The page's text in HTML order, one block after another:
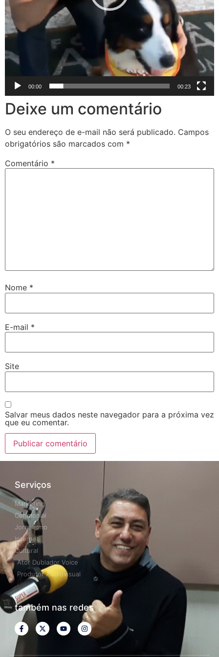
00:00 00:23
Deixe um comentário
O seu endereço de e-mail não será publicado. Campos
obrigatórios são marcados com *
Comentário *
Nome *
E-mail *
Site
Salvar meus dados neste navegador para a próxima vez
que eu comentar.
Serviços
Marketing
Cerimonial
Jornalismo
Internet
Cultural
Ator Dublador Voice
Produtor Audiovisual
também nas redes